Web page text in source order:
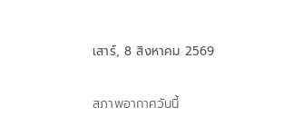
เสาร์, 8 สิงหาคม 2569
สภาพอากาศวันนี้